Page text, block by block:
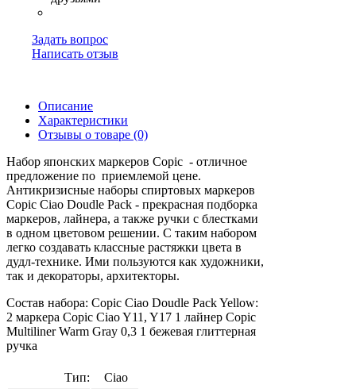
Задать вопрос
Написать отзыв
Описание
Характеристики
Отзывы о товаре (0)
Набор японских маркеров Copic - отличное
предложение по приемлемой цене.
Антикризисные наборы спиртовых маркеров
Copic Ciao Doudle Pack - прекрасная подборка
маркеров, лайнера, а также ручки с блестками
в одном цветовом решении. С таким набором
легко создавать классные растяжки цвета в
дудл-технике. Ими пользуются как художники,
так и декораторы, архитекторы.
Состав набора: Copic Ciao Doudle Pack Yellow:
2 маркера Copiс Ciao Y11, Y17 1 лайнер Copic
Multiliner Warm Gray 0,3 1 бежевая глиттерная
ручка
Тип:
Ciao